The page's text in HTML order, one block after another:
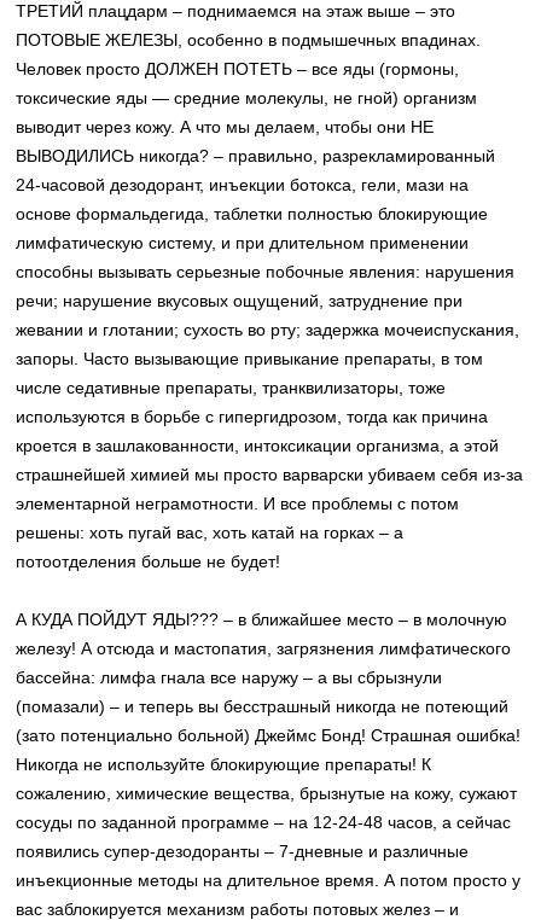
ТРЕТИЙ плацдарм – поднимаемся на этаж выше – это
ПОТОВЫЕ ЖЕЛЕЗЫ, особенно в подмышечных впадинах.
Человек просто ДОЛЖЕН ПОТЕТЬ – все яды (гормоны,
токсические яды — средние молекулы, не гной) организм
выводит через кожу. А что мы делаем, чтобы они НЕ
ВЫВОДИЛИСЬ никогда? – правильно, разрекламированный
24-часовой дезодорант, инъекции ботокса, гели, мази на
основе формальдегида, таблетки полностью блокирующие
лимфатическую систему, и при длительном применении
способны вызывать серьезные побочные явления: нарушения
речи; нарушение вкусовых ощущений, затруднение при
жевании и глотании; сухость во рту; задержка мочеиспускания,
запоры. Часто вызывающие привыкание препараты, в том
числе седативные препараты, транквилизаторы, тоже
используются в борьбе с гипергидрозом, тогда как причина
кроется в зашлакованности, интоксикации организма, а этой
страшнейшей химией мы просто варварски убиваем себя из-за
элементарной неграмотности. И все проблемы с потом
решены: хоть пугай вас, хоть катай на горках – а
потоотделения больше не будет!
А КУДА ПОЙДУТ ЯДЫ??? – в ближайшее место – в молочную
железу! А отсюда и мастопатия, загрязнения лимфатического
бассейна: лимфа гнала все наружу – а вы сбрызнули
(помазали) – и теперь вы бесстрашный никогда не потеющий
(зато потенциально больной) Джеймс Бонд! Страшная ошибка!
Никогда не используйте блокирующие препараты! К
сожалению, химические вещества, брызнутые на кожу, сужают
сосуды по заданной программе – на 12-24-48 часов, а сейчас
появились супер-дезодоранты – 7-дневные и различные
инъекционные методы на длительное время. А потом просто у
вас заблокируется механизм работы потовых желез – и